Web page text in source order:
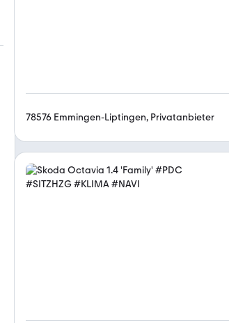
78576 Emmingen-Liptingen, Privatanbieter